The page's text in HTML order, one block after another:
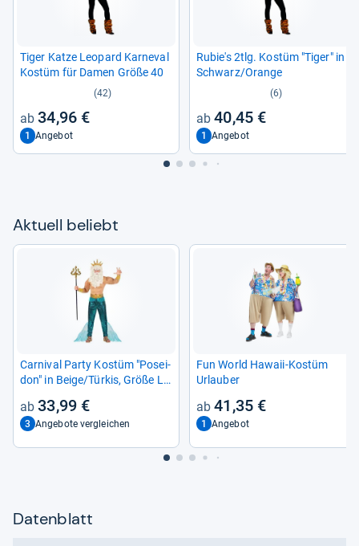
Tiger Katze Leo­pard Kar­ne­val
Kostüm für Damen Größe 40
(42)
34,96 €
1 Angebot
Rubie's 2tlg. Kostüm "Tiger" in
Schwarz/Orange
(6)
40,45 €
1 Angebot
Aktu­ell beliebt
Car­ni­val Party Kostüm "Posei­
don" in Beige/Tür­kis, Größe L
33,99 €
3 Angebote vergleichen
Fun World Hawaii-​Kostüm
Urlau­ber
41,35 €
1 Angebot
Datenblatt